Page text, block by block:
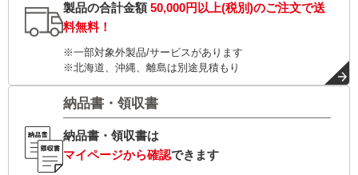
製品の合計金額50,000円以上(税別)のご注文で送
料無料！
※一部対象外製品/サービスがあります
※北海道、沖縄、離島は別途見積もり
納品書・領収書
納品書・領収書は
マイページから確認できます